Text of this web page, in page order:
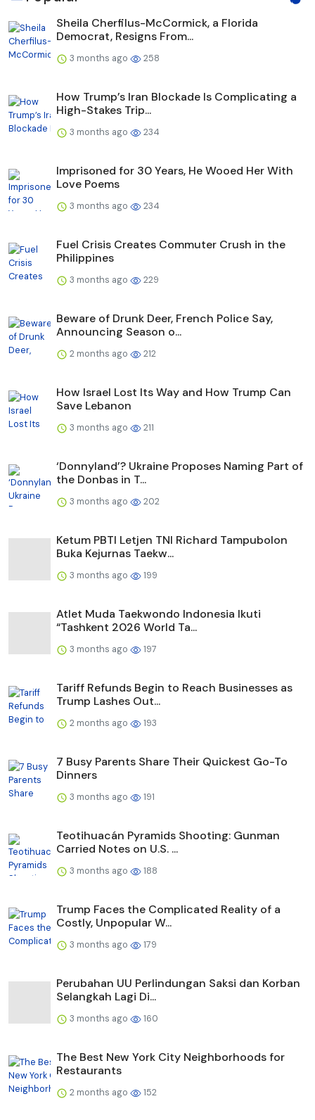
Sheila Cherfilus-McCormick, a Florida
Democrat, Resigns From...
3 months ago 258
How Trump’s Iran Blockade Is Complicating a
High-Stakes Trip...
3 months ago 234
Imprisoned for 30 Years, He Wooed Her With
Love Poems
3 months ago 234
Fuel Crisis Creates Commuter Crush in the
Philippines
3 months ago 229
Beware of Drunk Deer, French Police Say,
Announcing Season o...
2 months ago 212
How Israel Lost Its Way and How Trump Can
Save Lebanon
3 months ago 211
‘Donnyland’? Ukraine Proposes Naming Part of
the Donbas in T...
3 months ago 202
Ketum PBTI Letjen TNI Richard Tampubolon
Buka Kejurnas Taekw...
3 months ago 199
Atlet Muda Taekwondo Indonesia Ikuti
“Tashkent 2026 World Ta...
3 months ago 197
Tariff Refunds Begin to Reach Businesses as
Trump Lashes Out...
2 months ago 193
7 Busy Parents Share Their Quickest Go-To
Dinners
3 months ago 191
Teotihuacán Pyramids Shooting: Gunman
Carried Notes on U.S. ...
3 months ago 188
Trump Faces the Complicated Reality of a
Costly, Unpopular W...
3 months ago 179
Perubahan UU Perlindungan Saksi dan Korban
Selangkah Lagi Di...
3 months ago 160
The Best New York City Neighborhoods for
Restaurants
2 months ago 152